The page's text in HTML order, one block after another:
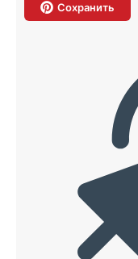
Сохранить